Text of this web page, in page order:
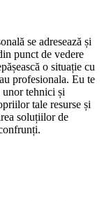
se adresează și
punct de vedere
o situație cu
profesionala. Eu te
tehnici și
tale resurse și
soluțiilor de